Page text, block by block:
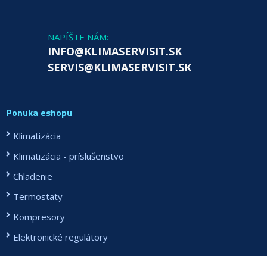
NAPÍŠTE NÁM:
INFO@KLIMASERVISIT.SK
SERVIS@KLIMASERVISIT.SK
Ponuka eshopu
Klimatizácia
Klimatizácia - príslušenstvo
Chladenie
Termostaty
Kompresory
Elektronické regulátory